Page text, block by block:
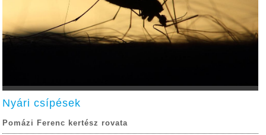
Nyári csípések
Pomázi Ferenc kertész rovata